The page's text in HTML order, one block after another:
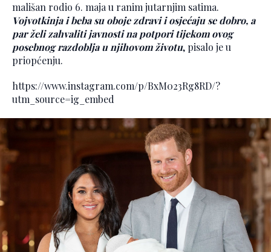
mališan rodio 6. maja u ranim jutarnjim satima.
Vojvotkinja i beba su oboje zdravi i osjećaju se dobro, a
par želi zahvaliti javnosti na potpori tijekom ovog
posebnog razdoblja u njihovom životu, pisalo je u
priopćenju.
https://www.instagram.com/p/BxM023Rg8RD/?
utm_source=ig_embed